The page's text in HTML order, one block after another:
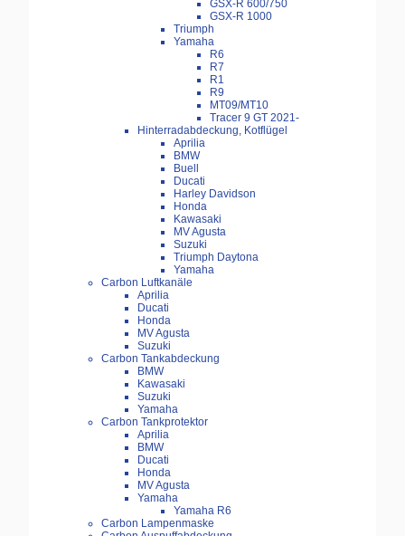
GSX-R 600/750
GSX-R 1000
Triumph
Yamaha
R6
R7
R1
R9
MT09/MT10
Tracer 9 GT 2021-
Hinterradabdeckung, Kotflügel
Aprilia
BMW
Buell
Ducati
Harley Davidson
Honda
Kawasaki
MV Agusta
Suzuki
Triumph Daytona
Yamaha
Carbon Luftkanäle
Aprilia
Ducati
Honda
MV Agusta
Suzuki
Carbon Tankabdeckung
BMW
Kawasaki
Suzuki
Yamaha
Carbon Tankprotektor
Aprilia
BMW
Ducati
Honda
MV Agusta
Yamaha
Yamaha R6
Carbon Lampenmaske